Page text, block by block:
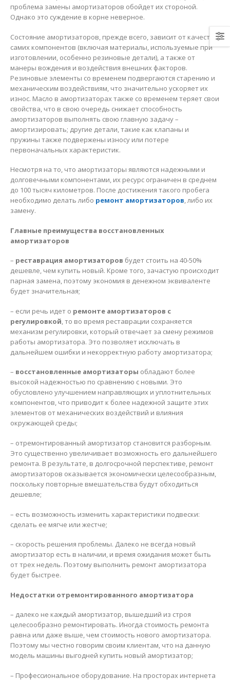
проблема замены амортизаторов обойдет их стороной.
Однако это суждение в корне неверное.
Состояние амортизаторов, прежде всего, зависит от качества
самих компонентов (включая материалы, используемые при
изготовлении, особенно резиновые детали), а также от
манеры вождения и воздействия внешних факторов.
Резиновые элементы со временем подвергаются старению и
механическим воздействиям, что значительно ускоряет их
износ. Масло в амортизаторах также со временем теряет свои
свойства, что в свою очередь снижает способность
амортизаторов выполнять свою главную задачу –
амортизировать; другие детали, такие как клапаны и
пружины также подвержены износу или потере
первоначальных характеристик.
Несмотря на то, что амортизаторы являются надежными и
долговечными компонентами, их ресурс ограничен в среднем
до 100 тысяч километров. После достижения такого пробега
необходимо делать либо ремонт амортизаторов, либо их
замену.
Главные преимущества восстановленных
амортизаторов
– реставрация амортизаторов будет стоить на 40-50%
дешевле, чем купить новый. Кроме того, зачастую происходит
парная замена, поэтому экономия в денежном эквиваленте
будет значительная;
– если речь идет о ремонте амортизаторов с
регулировкой, то во время реставрации сохраняется
механизм регулировки, который отвечает за смену режимов
работы амортизатора. Это позволяет исключать в
дальнейшем ошибки и некорректную работу амортизатора;
– восстановленные амортизаторы обладают более
высокой надежностью по сравнению с новыми. Это
обусловлено улучшением направляющих и уплотнительных
компонентов, что приводит к более надежной защите этих
элементов от механических воздействий и влияния
окружающей среды;
– отремонтированный амортизатор становится разборным.
Это существенно увеличивает возможность его дальнейшего
ремонта. В результате, в долгосрочной перспективе, ремонт
амортизаторов оказывается экономически целесообразным,
поскольку повторные вмешательства будут обходиться
дешевле;
– есть возможность изменить характеристики подвески:
сделать ее мягче или жестче;
– скорость решения проблемы. Далеко не всегда новый
амортизатор есть в наличии, и время ожидания может быть
от трех недель. Поэтому выполнить ремонт амортизатора
будет быстрее.
Недостатки отремонтированного амортизатора
– далеко не каждый амортизатор, вышедший из строя
целесообразно ремонтировать. Иногда стоимость ремонта
равна или даже выше, чем стоимость нового амортизатора.
Поэтому мы честно говорим своим клиентам, что на данную
модель машины выгодней купить новый амортизатор;
– Профессиональное оборудование. На просторах интернета